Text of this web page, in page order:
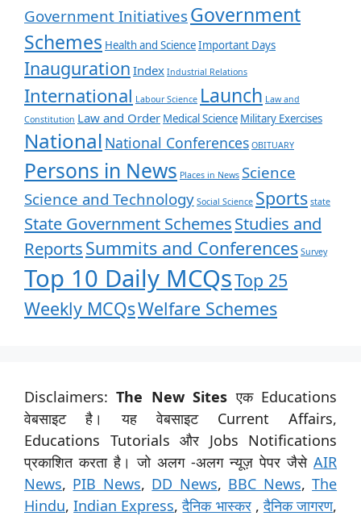
Government Initiatives Government
Schemes Health and ScienceImportant Days
Inauguration Index Industrial Relations
International Labour Science Launch Law and
Constitution Law and Order Medical Science Military Exercises
National National Conferences OBITUARY
Persons in News Places in News Science
Science and Technology Social Science Sports state
State Government SchemesStudies and
ReportsSummits and Conferences Survey
Top 10 Daily MCQsTop 25
Weekly MCQsWelfare Schemes
Disclaimers:The New Sites एक Educations
वेबसाइट है। यह वेबसाइट Current Affairs,
Educations Tutorials और Jobs Notifications
प्रकाशित करता है। जो अलग -अलग न्यूज़ पेपर जैसे AIR
News, PIB News, DD News, BBC News,The
Hindu,Indian Express,दैनिक भास्कर,दैनिक जागरण,